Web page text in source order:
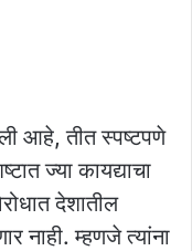
आहे, तीत स्पष्टपणे
ज्या कायद्याचा
देशातील
नाही. म्हणजे त्यांना